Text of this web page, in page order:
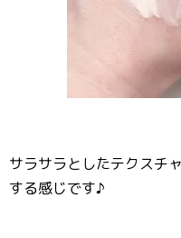
サラサラとしたテクスチ
する感じです♪